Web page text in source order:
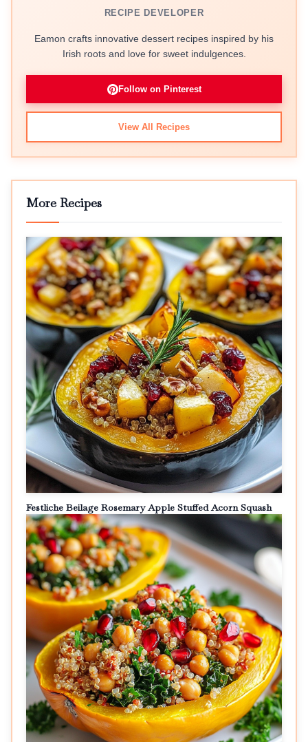
RECIPE DEVELOPER
Eamon crafts innovative dessert recipes inspired by his
Irish roots and love for sweet indulgences.
Follow on Pinterest
View All Recipes
More Recipes
Festliche Beilage Rosemary Apple Stuffed Acorn Squash